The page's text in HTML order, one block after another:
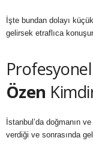
İşte bundan dolayı
gelirsek etraflıca
Özen
İstanbul’da doğmanın
verdiği ve sonrasında